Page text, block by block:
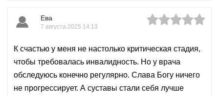
Ева
7 августа 2025 14:13
К счастью у меня не настолько критическая стадия,
чтобы требовалась инвалидность. Но у врача
обследуюсь конечно регулярно. Слава Богу ничего
не прогрессирует. А суставы стали себя лучше